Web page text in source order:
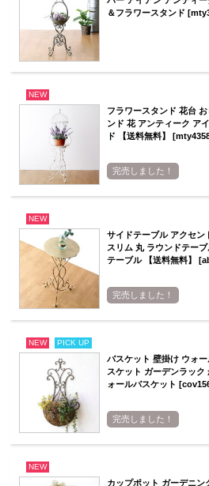
＆フラワースタンド
NEW
フラワースタンド 花台
ンド 花 アンティーク ア
ド 【送料無料】
完売しました！
NEW
サイドテーブル アクセン
スリム 丸 ラウンドテー
テーブル 【送料無料】
完売しました！
NEW PICK UP
バスケット 壁掛け ウォ
スケット ガーデンラック
ォールバスケット
完売しました！
NEW
カップポット ガーデニン